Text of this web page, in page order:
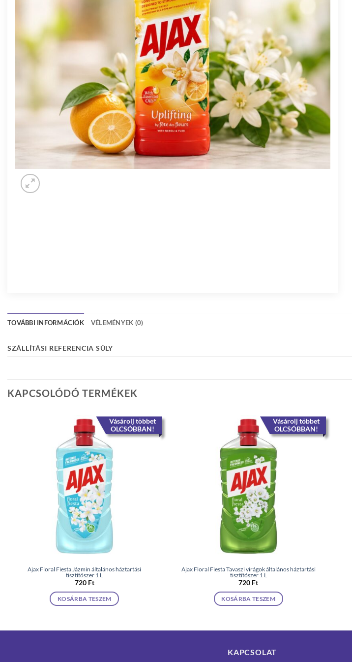
TOVÁBBI INFORMÁCIÓK VÉLEMÉNYEK (0)
SZÁLLÍTÁSI REFERENCIA SÚLY
KAPCSOLÓDÓ TERMÉKEK
Vásárolj többet
OLCSÓBBAN!
Ajax Floral Fiesta Jázmin általános háztartási
tisztítószer 1 L
720 Ft
KOSÁRBA TESZEM
Vásárolj többet
OLCSÓBBAN!
Ajax Floral Fiesta Tavaszi virágok általános háztartási
tisztítószer 1 L
720 Ft
KOSÁRBA TESZEM
KAPCSOLAT